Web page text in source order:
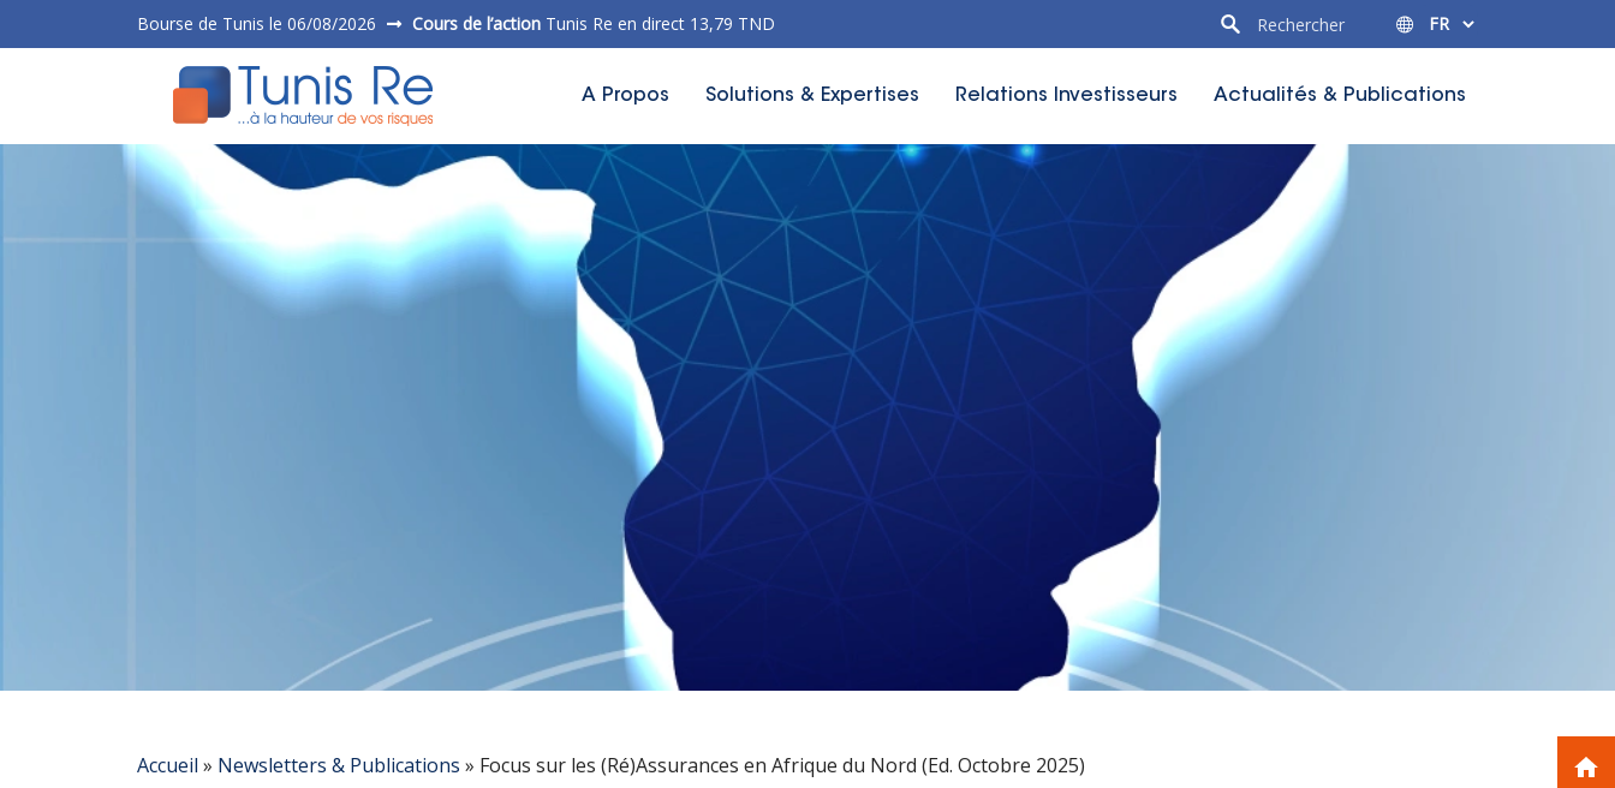
Bourse de Tunis le 06/08/2026 Cours de l’action Tunis Re en direct 13,79 TND
A Propos Solutions & Expertises Relations Investisseurs Actualités & Publications
Accueil » Newsletters & Publications » Focus sur les (Ré)Assurances en Afrique du Nord (Ed. Octobre 2025)